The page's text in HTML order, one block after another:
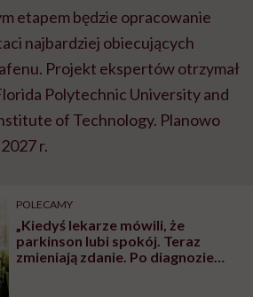
etapem będzie opracowanie
najbardziej obiecujących
Projekt ekspertów otrzymał
Polytechnic University and
of Technology. Planowo
r.
POLECAMY
„Kiedyś lekarze mówili, że
parkinson lubi spokój. Teraz
zmieniają zdanie. Po diagnozie